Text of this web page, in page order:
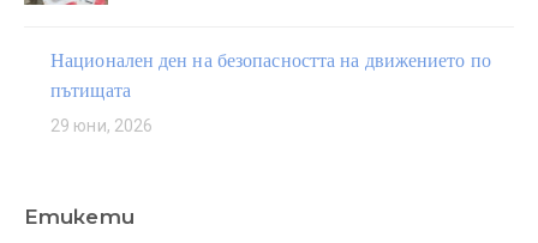
Национален ден на безопасността на движението по
пътищата
29 юни, 2026
Етикети